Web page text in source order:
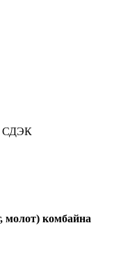
СДЭК
молот) комбайна